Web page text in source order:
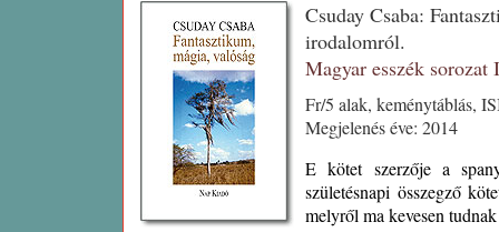
Csuday Csaba:
irodalomról.
Magyar esszék sorozat
Fr/5 alak, keménytáblás,
Megjelenés éve: 2014
E kötet szerzője a
születésnapi összegző
melyről ma kevesen